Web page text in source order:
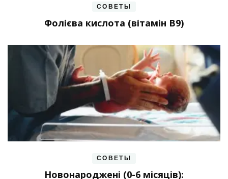
СОВЕТЫ
Фолієва кислота (вітамін В9)
СОВЕТЫ
Новонароджені (0-6 місяців):